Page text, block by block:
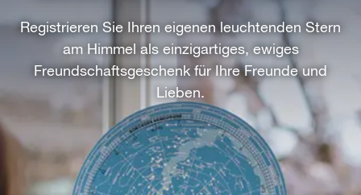
Registrieren Sie Ihren eigenen leuchtenden Stern
am Himmel als einzigartiges, ewiges
Freundschaftsgeschenk für Ihre Freunde und
Lieben.